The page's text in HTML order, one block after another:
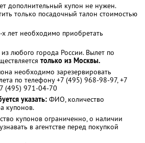
дополнительный купон не нужен.
только посадочный талон стоимостью
лет необходимо приобретать
любого города России. Вылет по
только из Москвы.
необходимо зарезервировать
по телефону +7 (495) 968-98-97, +7
(495) 971-04-70
указать: ФИО, количество
купонов.
купонов ограниченно, о наличии
в агентстве перед покупкой